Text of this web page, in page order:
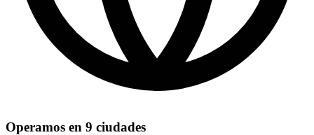
Operamos en 9 ciudades